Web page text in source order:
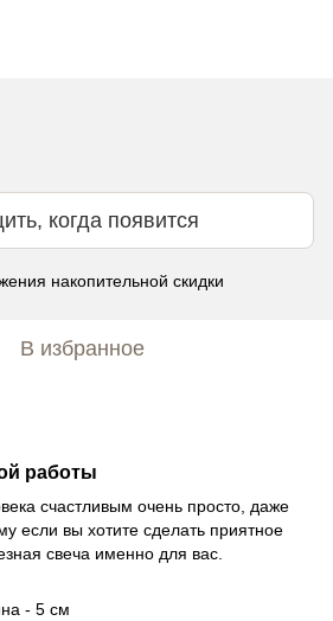
когда появится
накопительной скидки
В избранное
работы
счастливым очень просто, даже
если вы хотите сделать приятное
свеча именно для вас.
- 5 см